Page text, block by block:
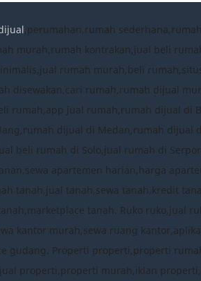
,perumahan,rumah
murah,rumah kontrakan,jual beli
rumah murah,beli
disewakan,cari rumah,rumah dijual
rumah,app jual rumah,rumah dijual
dijual di Medan,rumah dijual
beli rumah di Solo,jual rumah di
apartemen harian,harga
tanah,jual tanah,sewa tanah,kredit
tanah. Ruko ruko,jual
kantor murah,sewa ruang
gudang. Properti properti,properti
properti,properti murah,iklan